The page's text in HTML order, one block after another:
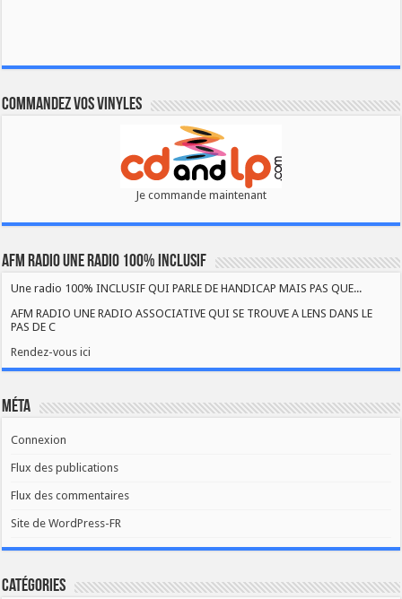
Commandez vos vinyles
Je commande maintenant
AFM RADIO UNE RADIO 100% INCLUSIF
Une radio 100% INCLUSIF QUI PARLE DE HANDICAP MAIS PAS QUE...
AFM RADIO UNE RADIO ASSOCIATIVE QUI SE TROUVE A LENS DANS LE
PAS DE C
Rendez-vous ici
Méta
Connexion
Flux des publications
Flux des commentaires
Site de WordPress-FR
Catégories